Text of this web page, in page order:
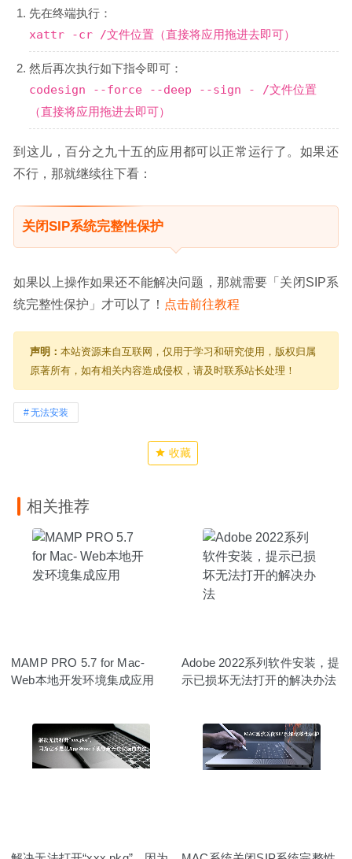
先在终端执行：
xattr -cr /文件位置（直接将应用拖进去即可）
然后再次执行如下指令即可：
codesign --force --deep --sign - /文件位置
（直接将应用拖进去即可）
到这儿，百分之九十五的应用都可以正常运行了。如果还
不行，那就继续往下看：
关闭SIP系统完整性保护
如果以上操作如果还不能解决问题，那就需要「关闭SIP系
统完整性保护」才可以了！ 点击前往教程
声明： 本站资源来自互联网，仅用于学习和研究使用，版权归属
原著所有，如有相关内容造成侵权，请及时联系站长处理！
无法安装
收藏
相关推荐
MAMP PRO 5.7 for Mac-
Web本地开发环境集成应用
Adobe 2022系列软件安装，提
示已损坏无法打开的解决办法